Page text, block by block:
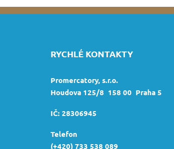
RYCHLÉ KONTAKTY
Promercatory, s.r.o.
Houdova 125/8 158 00 Praha 5
IČ: 28306945
Telefon
(+420) 733 538 089